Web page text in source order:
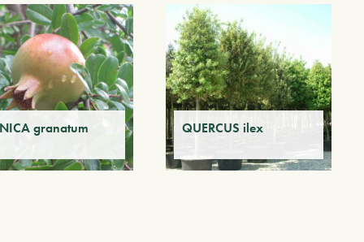
granatum QUERCUS ilex